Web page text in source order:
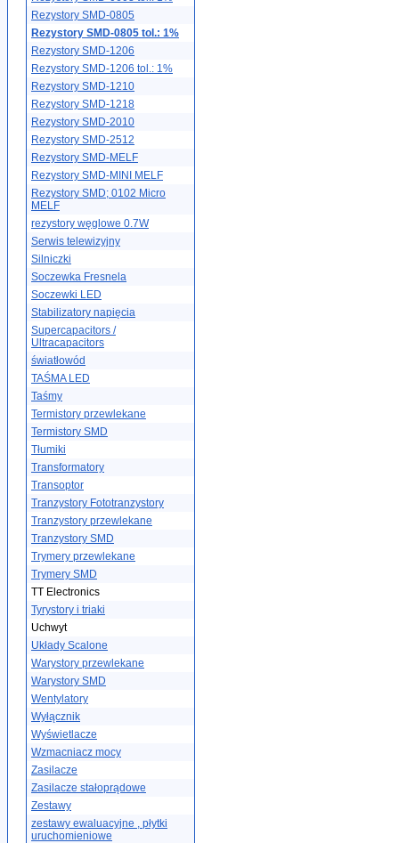
Rezystory SMD-0805
Rezystory SMD-0805 tol.: 1%
Rezystory SMD-1206
Rezystory SMD-1206 tol.: 1%
Rezystory SMD-1210
Rezystory SMD-1218
Rezystory SMD-2010
Rezystory SMD-2512
Rezystory SMD-MELF
Rezystory SMD-MINI MELF
Rezystory SMD; 0102 Micro
MELF
rezystory węglowe 0.7W
Serwis telewizyjny
Silniczki
Soczewka Fresnela
Soczewki LED
Stabilizatory napięcia
Supercapacitors /
Ultracapacitors
światłowód
TAŚMA LED
Taśmy
Termistory przewlekane
Termistory SMD
Tłumiki
Transformatory
Transoptor
Tranzystory Fototranzystory
Tranzystory przewlekane
Tranzystory SMD
Trymery przewlekane
Trymery SMD
TT Electronics
Tyrystory i triaki
Uchwyt
Układy Scalone
Warystory przewlekane
Warystory SMD
Wentylatory
Wyłącznik
Wyświetlacze
Wzmacniacz mocy
Zasilacze
Zasilacze stałoprądowe
Zestawy
zestawy ewaluacyjne , płytki
uruchomieniowe